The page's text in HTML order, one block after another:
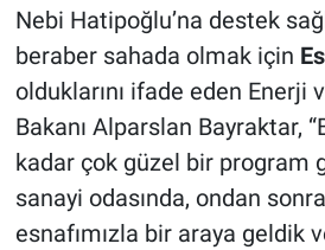
Nebi Hatipoğlu’na destek
beraber sahada olmak için
olduklarını ifade eden Enerji
Bakanı Alparslan Bayraktar,
kadar çok güzel bir program
sanayi odasında, ondan
esnafımızla bir araya geldik